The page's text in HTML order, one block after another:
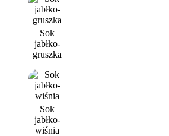
Sok
jabłko-
gruszka
Sok
jabłko-
wiśnia